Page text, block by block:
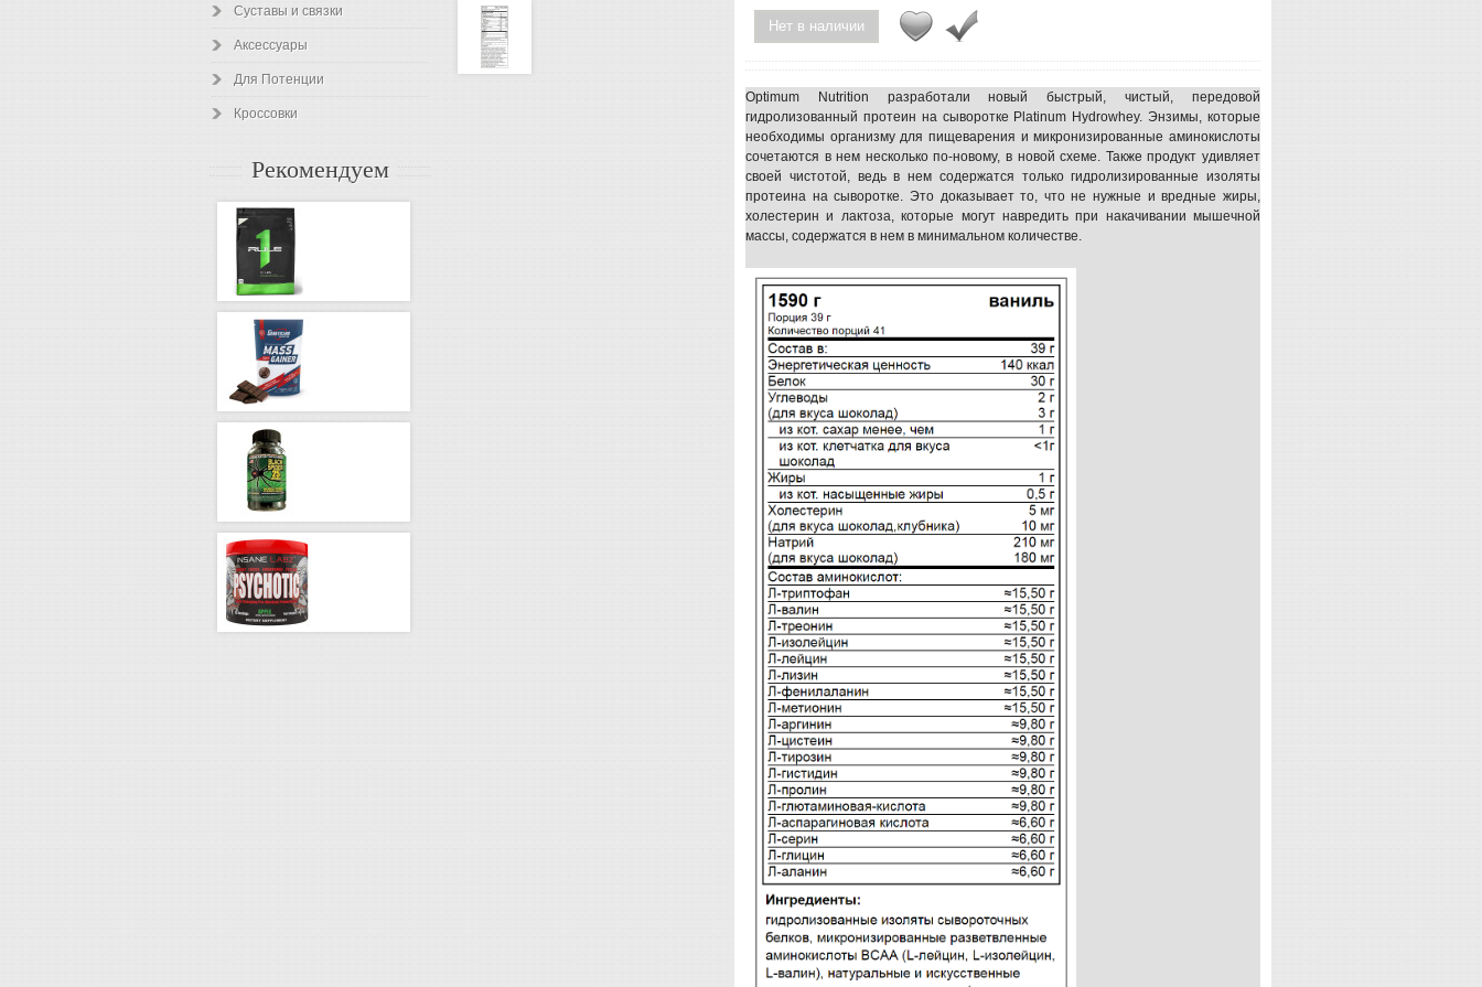
Суставы и связки
Аксессуары
Для Потенции
Кроссовки
Рекомендуем
Нет в наличии
Optimum Nutrition разработали новый быстрый, чистый, передовой
гидролизованный протеин на сыворотке Platinum Hydrowhey. Энзимы, которые
необходимы организму для пищеварения и микронизированные аминокислоты
сочетаются в нем несколько по-новому, в новой схеме. Также продукт удивляет
своей чистотой, ведь в нем содержатся только гидролизированные изоляты
протеина на сыворотке. Это доказывает то, что не нужные и вредные жиры,
холестерин и лактоза, которые могут навредить при накачивании мышечной
массы, содержатся в нем в минимальном количестве.